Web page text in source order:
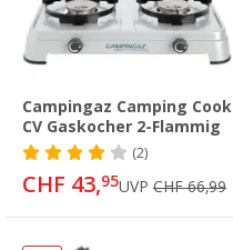
Campingaz Camping Cook
CV Gaskocher 2-Flammig
(2)
CHF 43,95UVP CHF 66,99